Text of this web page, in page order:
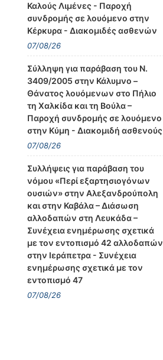
Καλούς Λιμένες - Παροχή
συνδρομής σε λουόμενο στην
Κέρκυρα - Διακομιδές ασθενών
07/08/26
Σύλληψη για παράβαση του Ν.
3409/2005 στην Κάλυμνο –
Θάνατος λουόμενων στο Πήλιο
τη Χαλκίδα και τη Βούλα –
Παροχή συνδρομής σε λουόμενο
στην Κύμη - Διακομιδή ασθενούς
07/08/26
Συλλήψεις για παράβαση του
νόμου «Περί εξαρτησιογόνων
ουσιών» στην Αλεξανδρούπολη
και στην Καβάλα – Διάσωση
αλλοδαπών στη Λευκάδα –
Συνέχεια ενημέρωσης σχετικά
με τον εντοπισμό 42 αλλοδαπών
στην Ιεράπετρα - Συνέχεια
ενημέρωσης σχετικά με τον
εντοπισμό 47
07/08/26